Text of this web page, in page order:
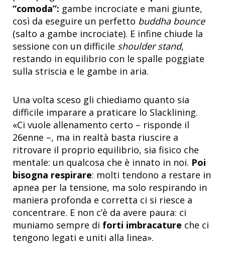
“comoda”: gambe incrociate e mani giunte,
così da eseguire un perfetto buddha bounce
(salto a gambe incrociate). E infine chiude la
sessione con un difficile shoulder stand,
restando in equilibrio con le spalle poggiate
sulla striscia e le gambe in aria.
Una volta sceso gli chiediamo quanto sia
difficile imparare a praticare lo Slacklining.
«Ci vuole allenamento certo – risponde il
26enne –, ma in realtà basta riuscire a
ritrovare il proprio equilibrio, sia fisico che
mentale: un qualcosa che è innato in noi. Poi
bisogna respirare: molti tendono a restare in
apnea per la tensione, ma solo respirando in
maniera profonda e corretta ci si riesce a
concentrare. E non c’è da avere paura: ci
muniamo sempre di forti imbracature che ci
tengono legati e uniti alla linea».